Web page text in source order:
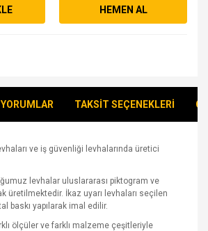
HEMEN AL
YORUMLAR TAKSİT SEÇENEKLERİ
ve iş güvenliği levhalarında üretici
levhalar uluslararası piktogram ve
üretilmektedir. İkaz uyarı levhaları seçilen
baskı yapılarak imal edilir.
ölçüler ve farklı malzeme çeşitleriyle